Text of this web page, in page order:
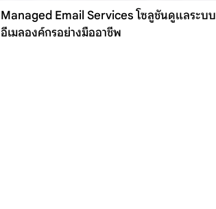
Managed Email Services โซลูชันดูแลระบบ
อีเมลองค์กรอย่างมืออาชีพ